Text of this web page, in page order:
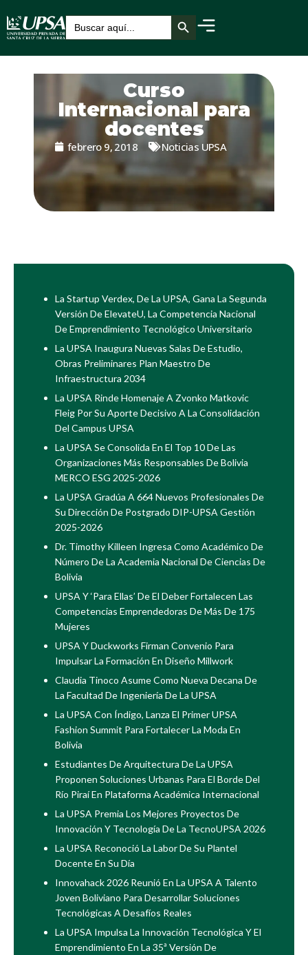
Buscar: Botón de búsqueda
Curso
Internacional para
docentes
febrero 9, 2018 Noticias UPSA
La Startup Verdex, De La UPSA, Gana La Segunda
Versión De ElevateU, La Competencia Nacional
De Emprendimiento Tecnológico Universitario
La UPSA Inaugura Nuevas Salas De Estudio,
Obras Preliminares Plan Maestro De
Infraestructura 2034
La UPSA Rinde Homenaje A Zvonko Matkovic
Fleig Por Su Aporte Decisivo A La Consolidación
Del Campus UPSA
La UPSA Se Consolida En El Top 10 De Las
Organizaciones Más Responsables De Bolivia
MERCO ESG 2025-2026
La UPSA Gradúa A 664 Nuevos Profesionales De
Su Dirección De Postgrado DIP-UPSA Gestión
2025-2026
Dr. Timothy Killeen Ingresa Como Académico De
Número De La Academia Nacional De Ciencias De
Bolivia
UPSA Y ‘Para Ellas’ De El Deber Fortalecen Las
Competencias Emprendedoras De Más De 175
Mujeres
UPSA Y Duckworks Firman Convenio Para
Impulsar La Formación En Diseño Millwork
Claudia Tinoco Asume Como Nueva Decana De
La Facultad De Ingeniería De La UPSA
La UPSA Con Índigo, Lanza El Primer UPSA
Fashion Summit Para Fortalecer La Moda En
Bolivia
Estudiantes De Arquitectura De La UPSA
Proponen Soluciones Urbanas Para El Borde Del
Río Piraí En Plataforma Académica Internacional
La UPSA Premia Los Mejores Proyectos De
Innovación Y Tecnología De La TecnoUPSA 2026
La UPSA Reconoció La Labor De Su Plantel
Docente En Su Día
Innovahack 2026 Reunió En La UPSA A Talento
Joven Boliviano Para Desarrollar Soluciones
Tecnológicas A Desafíos Reales
La UPSA Impulsa La Innovación Tecnológica Y El
Emprendimiento En La 35ª Versión De